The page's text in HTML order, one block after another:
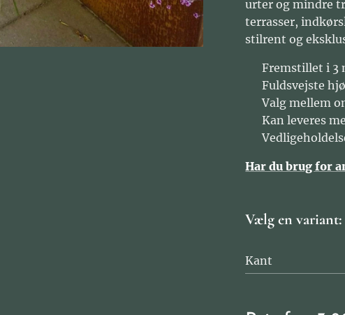
urter og mindre
terrasser,
stilrent og
✔️ Fremstillet i 3
✔️ Fuldsvejste
✔️ Valg mellem
✔️ Kan leveres
✔️
Har du brug for
Vælg en variant:
Kant